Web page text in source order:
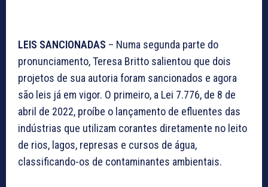
LEIS SANCIONADAS – Numa segunda parte do
pronunciamento, Teresa Britto salientou que dois
projetos de sua autoria foram sancionados e agora
são leis já em vigor. O primeiro, a Lei 7.776, de 8 de
abril de 2022, proíbe o lançamento de efluentes das
indústrias que utilizam corantes diretamente no leito
de rios, lagos, represas e cursos de água,
classificando-os de contaminantes ambientais.